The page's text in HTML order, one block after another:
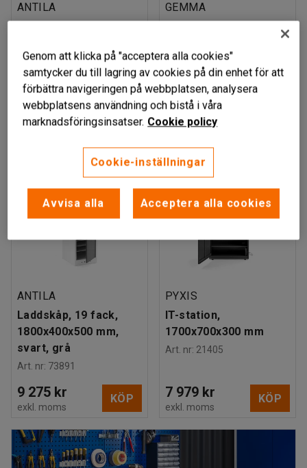
ANTILA
med svarta dörrar
Art. nr:73890
8 975 kr
exkl. moms
KÖP
GEMMA
895x1000x320 mm
Art. nr :55253
13 599 kr
exkl. moms
ANTILA
Laddskåp, 19 fack,
1800x400x500 mm,
svart, grå
Art. nr: 73891
9 275 kr
exkl. moms
KÖP
PYXIS
IT-station,
1700x700x300 mm
Art. nr: 21405
7 979 kr
exkl. moms
KÖP
Genom att klicka på "acceptera alla cookies"
samtycker du till lagring av cookies på din enhet för att
förbättra navigeringen på webbplatsen, analysera
webbplatsens användning och bistå i våra
marknadsföringsinsatser. Cookie policy
Cookie-inställningar
Avvisa alla Acceptera alla cookies